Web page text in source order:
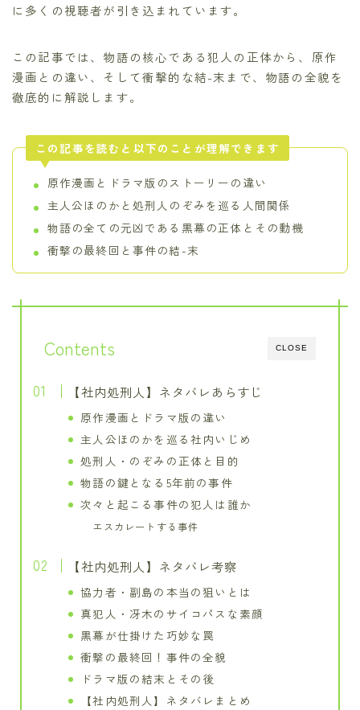
に多くの視聴者が引き込まれています。
この記事では、物語の核心である犯人の正体から、原作
漫画との違い、そして衝撃的な結-末まで、物語の全貌を
徹底的に解説します。
この記事を読むと以下のことが理解できます
原作漫画とドラマ版のストーリーの違い
主人公ほのかと処刑人のぞみを巡る人間関係
物語の全ての元凶である黒幕の正体とその動機
衝撃の最終回と事件の結-末
CLOSE
Contents
【社内処刑人】ネタバレあらすじ
原作漫画とドラマ版の違い
主人公ほのかを巡る社内いじめ
処刑人・のぞみの正体と目的
物語の鍵となる5年前の事件
次々と起こる事件の犯人は誰か
エスカレートする事件
【社内処刑人】ネタバレ考察
協力者・副島の本当の狙いとは
真犯人・冴木のサイコパスな素顔
黒幕が仕掛けた巧妙な罠
衝撃の最終回！事件の全貌
ドラマ版の結末とその後
【社内処刑人】ネタバレまとめ